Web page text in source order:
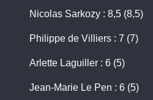
Nicolas Sarkozy : 8,5 (8,5)
Philippe de Villiers : 7 (7)
Arlette Laguiller : 6 (5)
Jean-Marie Le Pen : 6 (5)